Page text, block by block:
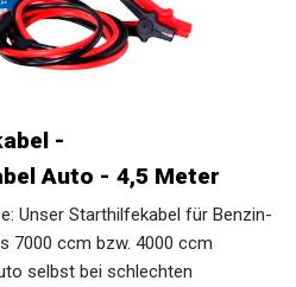
-
Auto - 4,5 Meter
Unser Starthilfekabel für Benzin-
7000 ccm bzw. 4000 ccm
selbst bei schlechten